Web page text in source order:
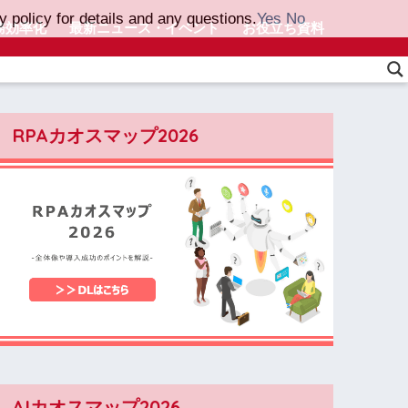
効率化 最新ニュース・イベント お役立ち資料
RPAカオスマップ2026
policy for details and any questions.Yes No